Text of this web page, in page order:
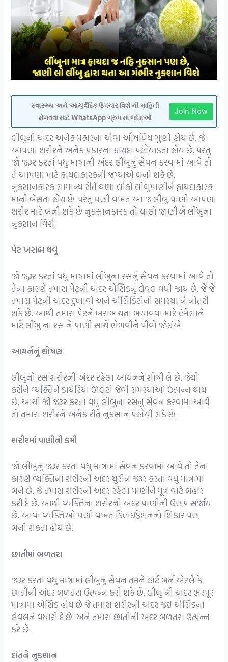
સ્વાસ્થ્ય અને આયુર્વેદિક ઉપચાર વિશે ની માહિતી
મેળવવા માટે WhatsApp ગ્રુપ મા જોડાઓ
Join Now
લીંબુની અંદર અનેક પ્રકારના એવા ઔષધિય ગુણો હોય છે, જે
આપણા શરીરને અનેક પ્રકારના ફાયદા પહોંચાડતા હોય છે. પરંતુ
જો જરૂર કરતાં વધુ માત્રાની અંદર લીંબુનું સેવન કરવામાં આવે તો
તે આપણા માટે ફાયદાકારકની જગ્યાએ બની શકે છે.
નુકસાનકારક સામાન્ય રીતે ઘણા લોકો લીંબુપાણીને ફાયદાકારક
માની બેસતા હોય છે. પરંતુ ઘણી વખત આ જ લીંબુ પાણી આપણા
શરીર માટે બની શકે છે નુકસાનકારક તો ચાલો જાણીએ લીંબુના
નુકસાન વિશે.
પેટ ખરાબ થવું
જો જરૂર કરતાં વધુ માત્રામાં લીંબુના રસનું સેવન કરવામાં આવે તો
તેના કારણે તમારા પેટની અંદર એસિડનું લેવલ વધી જાય છે. જે જે
તમારા પેટની અંદર દુખાવો અને એસિડિટીની સમસ્યા ને નોતરી
શકે છે. આથી તમારા પેટને ખરાબ થતા બચાવવા માટે હંમેશાને
માટે લીંબુ ના રસ ને પાણી સાથે ભેળવીને પીવો જોઈએ.
આયર્નનું શોષણ
લીંબુનો રસ શરીરની અંદર રહેલા આયનને શોષી લે છે. જેથી
કરીને વ્યક્તિને ડાયેરિયા ઊલટી જેવી સમસ્યાઓ ઉત્પન્ન થાય
છે. આથી જો જરૂર કરતાં વધુ લીંબુના રસનું સેવન કરવામાં આવે
તો તમારા શરીરને અનેક રીતે નુકસાન પહોંચી શકે છે.
શરીરમાં પાણીની કમી
જો લીંબુનું જરૂર કરતાં વધુ માત્રામાં સેવન કરવામાં આવે તો તેના
કારણે વ્યક્તિના શરીરની અંદર યુરીન જરૂર કરતાં વધુ માત્રામાં
બને છે. જે તમારા શરીરની અંદર રહેલા પાણીને મૂત્ર વાટે બહાર
કરી દે છે. આથી વ્યક્તિના શરીરની અંદર પાણીની ઉણપ સર્જાય
છે. આવા વ્યક્તિઓ ઘણી વખત ડિહાઇડ્રેશનનો શિકાર પણ
બની શકતા હોય છે.
છાતીમાં બળતરા
જરૂર કરતાં વધુ માત્રામાં લીંબુનું સેવન તમને હાર્ટ બર્ન એટલે કે
છાતીની અંદર બળતરા ઉત્પન્ન કરી શકે છે. લીંબુ ની અંદર ભરપૂર
માત્રામાં એસિડ હોય છે જે તમારા શરીરની અંદર જઈ એસિડના
લેવલને વધારી દે છે. અને તમારા છાતીની અંદર બળતરા ઉત્પન્ન
કરે છે.
દાંતને નુકશાન